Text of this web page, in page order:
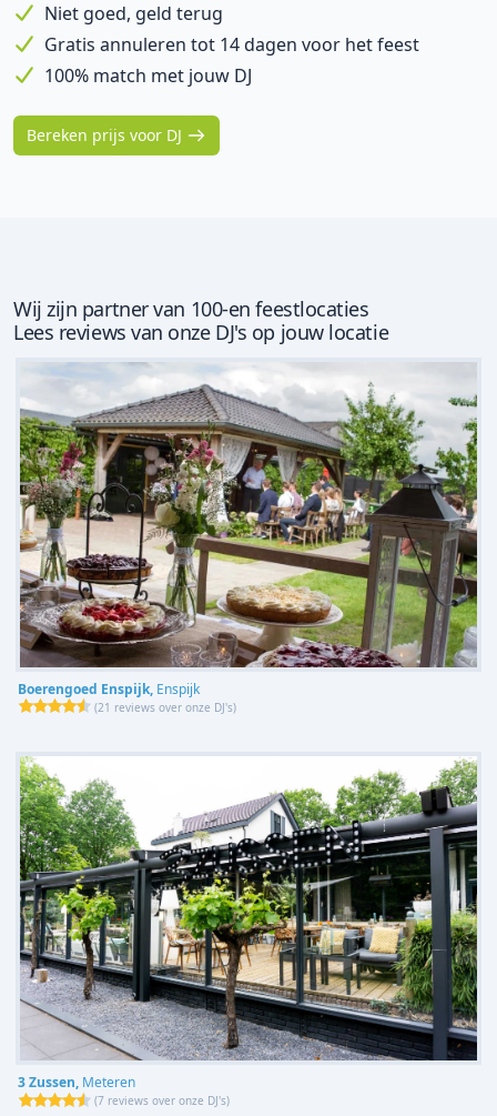
Niet goed, geld terug
Gratis annuleren tot 14 dagen voor het feest
100% match met jouw DJ
Bereken prijs voor DJ
Wij zijn partner van 100-en feestlocaties
Lees reviews van onze DJ's op jouw locatie
Boerengoed Enspijk, Enspijk
(21 reviews over onze DJ's)
3 Zussen, Meteren
(7 reviews over onze DJ's)